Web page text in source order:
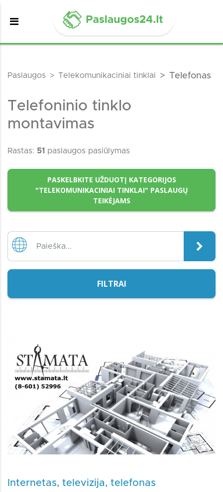
Paslaugos Telekomunikaciniai tinklai Telefonas
Telefoninio tinklo
montavimas
Rastas: 51 paslaugos pasiūlymas
PASKELBKITE UŽDUOTĮ KATEGORIJOS
"TELEKOMUNIKACINIAI TINKLAI" PASLAUGŲ
TEIKĖJAMS
FILTRAI
Internetas, televizija, telefonas